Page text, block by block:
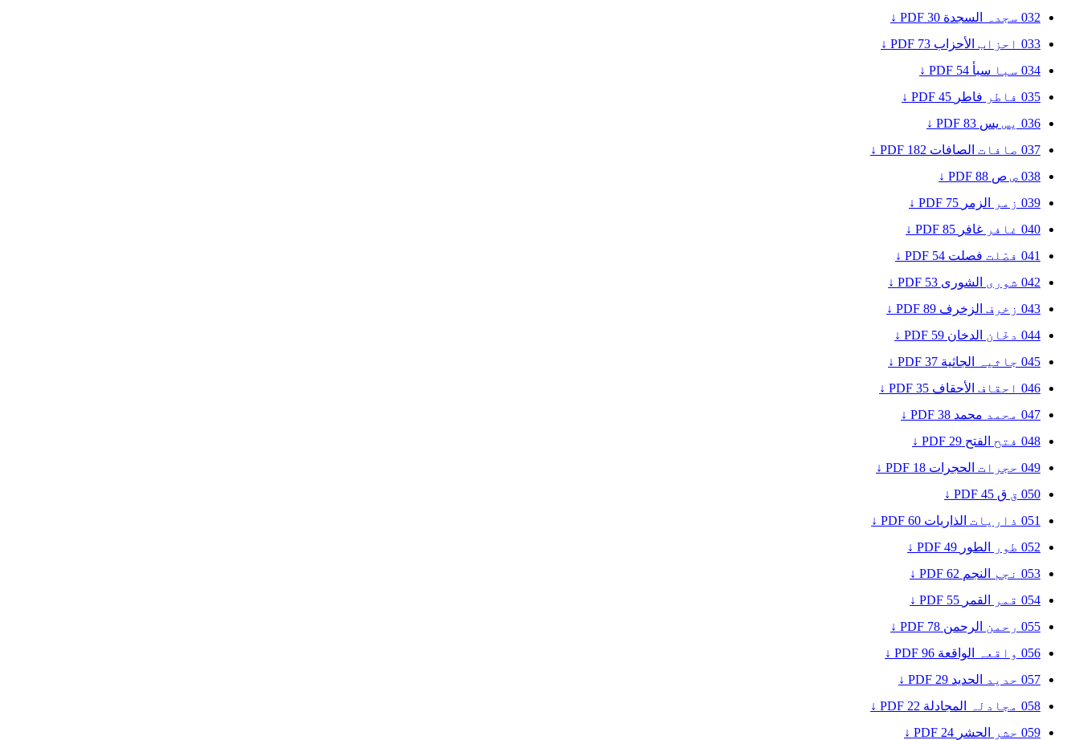
032 سجدہ السجدة 30
PDF ↓
033 احزاب الأحزاب 73
PDF ↓
034 سبا سبأ 54
PDF ↓
035 فاطر فاطر 45
PDF ↓
036 یس يس 83
PDF ↓
037 صافات الصافات 182
PDF ↓
038 ص ص 88
PDF ↓
039 زمر الزمر 75
PDF ↓
040 غافر غافر 85
PDF ↓
041 فصّلت فصلت 54
PDF ↓
042 شورى الشورى 53
PDF ↓
043 زخرف الزخرف 89
PDF ↓
044 دخّان الدخان 59
PDF ↓
045 جاثیہ الجاثية 37
PDF ↓
046 احقاف الأحقاف 35
PDF ↓
047 محمد محمد 38
PDF ↓
048 فتح الفتح 29
PDF ↓
049 حجرات الحجرات 18
PDF ↓
050 ق ق 45
PDF ↓
051 ذاریات الذاريات 60
PDF ↓
052 طور الطور 49
PDF ↓
053 نجم النجم 62
PDF ↓
054 قمر القمر 55
PDF ↓
055 رحمن الرحمن 78
PDF ↓
056 واقعہ الواقعة 96
PDF ↓
057 حدید الحديد 29
PDF ↓
058 مجادلہ المجادلة 22
PDF ↓
059 حشر الحشر 24
PDF ↓